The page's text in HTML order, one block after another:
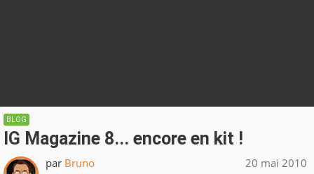
BLOG
IG Magazine 8... encore en kit !
par Bruno 20 mai 2010